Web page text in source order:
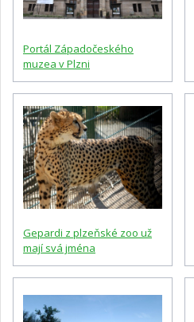
Portál Západočeského
muzea v Plzni
Gepardi z plzeňské zoo už
mají svá jména